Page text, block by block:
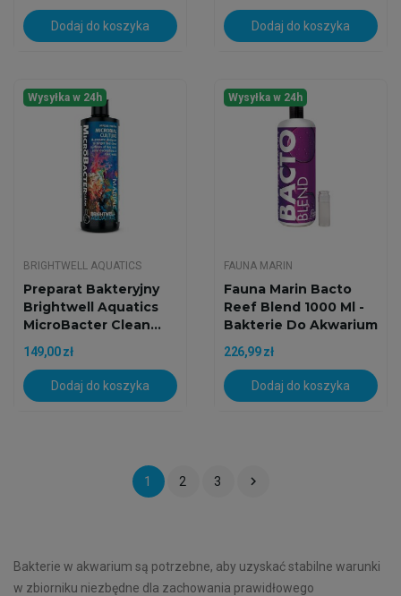
Dodaj do koszyka Dodaj do koszyka
Wysyłka w 24h
BRIGHTWELL AQUATICS
Preparat Bakteryjny
Brightwell Aquatics
MicroBacter Clean...
149,00 zł
Dodaj do koszyka
Wysyłka w 24h
FAUNA MARIN
Fauna Marin Bacto
Reef Blend 1000 Ml -
Bakterie Do Akwarium
226,99 zł
Dodaj do koszyka
1 2 3 
Bakterie w akwarium są potrzebne, aby uzyskać stabilne warunki
w zbiorniku niezbędne dla zachowania prawidłowego